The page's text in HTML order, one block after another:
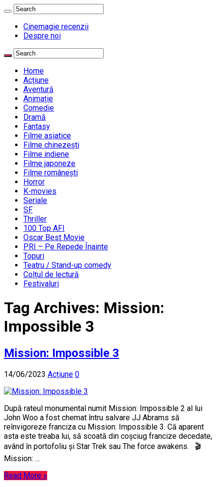
Cinemagie recenzii
Despre noi
Home
Acțiune
Aventură
Animație
Comedie
Dramă
Fantasy
Filme asiatice
Filme chinezești
Filme indiene
Filme japoneze
Filme românești
Horror
K-movies
Seriale
SF
Thriller
100 Top AFI
Oscar Best Movie
PRI – Pe Repede Înainte
Topuri
Teatru / Stand-up comedy
Colțul de lectură
Festivaluri
Tag Archives: Mission:
Impossible 3
Mission: Impossible 3
14/06/2023 Acțiune 0
După rateul monumental numit Mission: Impossible 2 al lui
John Woo a fost chemat întru salvare JJ Abrams să
reînvigoreze franciza cu Mission: Impossible 3. Că aparent
asta este treaba lui, să scoată din coșciug francize decedate,
având în portofoliu și Star Trek sau The force awakens. 🎬
Mission: …
Read More »